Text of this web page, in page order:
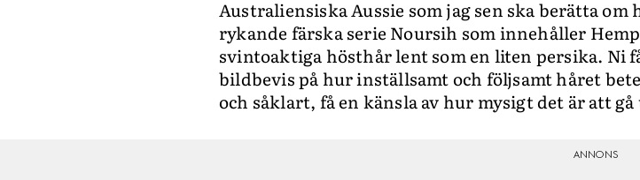
Australiensiska Aussie som jag sen ska berätta
rykande färska serie Noursih som innehåller
svintoaktiga hösthår lent som en liten persika. Ni
bildbevis på hur inställsamt och följsamt håret
och såklart, få en känsla av hur mysigt det är att gå